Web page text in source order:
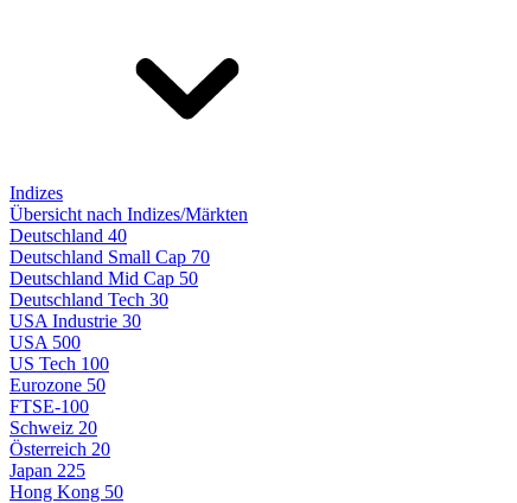
Indizes
Übersicht nach Indizes/Märkten
Deutschland 40
Deutschland Small Cap 70
Deutschland Mid Cap 50
Deutschland Tech 30
USA Industrie 30
USA 500
US Tech 100
Eurozone 50
FTSE-100
Schweiz 20
Österreich 20
Japan 225
Hong Kong 50